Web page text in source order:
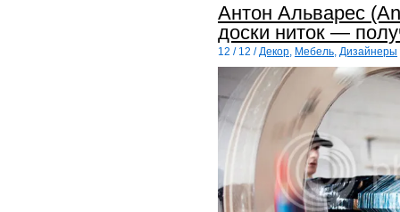
Антон Альварес
доски ниток —
12 / 12 /Декор, Мебель, Дизайнеры